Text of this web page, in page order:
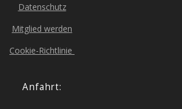
Daten­schutz
Mit­glied werden
Coo­kie-Richt­li­nie
Anfahrt: